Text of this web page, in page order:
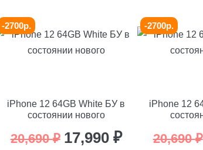
-2700р.
iPhone 12 64GB White БУ в
состоянии нового
20,690₽ Первоначальная
17,990 ₽Текущая
-2700р.
iPhone 12
20,690₽